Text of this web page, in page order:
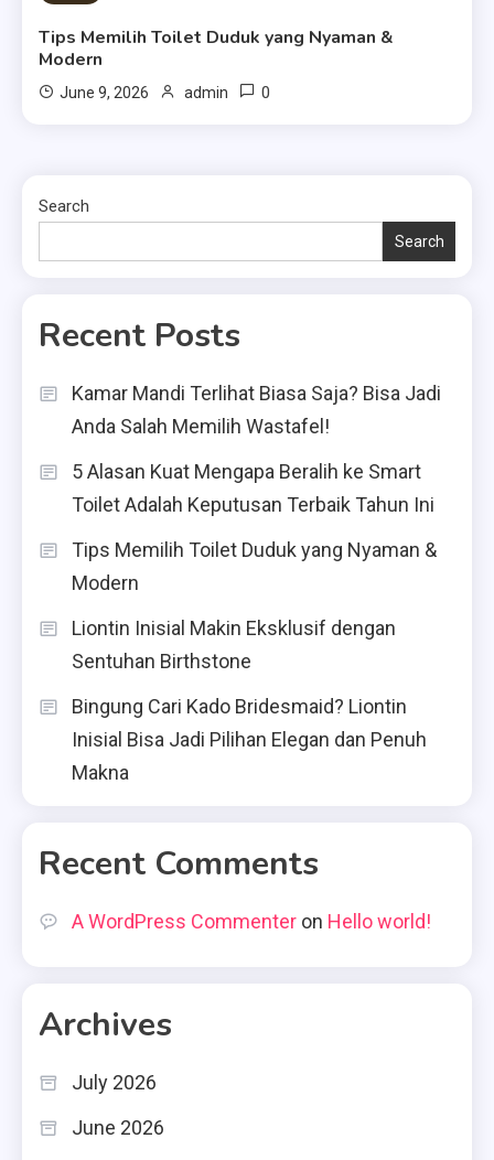
Tips Memilih Toilet Duduk yang Nyaman &
Modern
June 9, 2026 admin 0
Search
Search
Recent Posts
Kamar Mandi Terlihat Biasa Saja? Bisa Jadi
Anda Salah Memilih Wastafel!
5 Alasan Kuat Mengapa Beralih ke Smart
Toilet Adalah Keputusan Terbaik Tahun Ini
Tips Memilih Toilet Duduk yang Nyaman &
Modern
Liontin Inisial Makin Eksklusif dengan
Sentuhan Birthstone
Bingung Cari Kado Bridesmaid? Liontin
Inisial Bisa Jadi Pilihan Elegan dan Penuh
Makna
Recent Comments
A WordPress Commenter on Hello world!
Archives
July 2026
June 2026